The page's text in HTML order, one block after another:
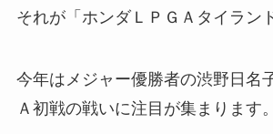
それが「ホンダＬＰＧＡタイラン
今年はメジャー優勝者の渋野日名
Ａ初戦の戦いに注目が集まります。